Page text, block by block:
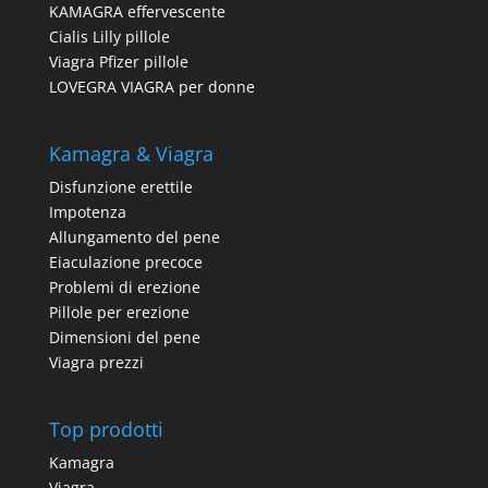
KAMAGRA effervescente
Cialis Lilly pillole
Viagra Pfizer pillole
LOVEGRA VIAGRA per donne
Kamagra & Viagra
Disfunzione erettile
Impotenza
Allungamento del pene
Eiaculazione precoce
Problemi di erezione
Pillole per erezione
Dimensioni del pene
Viagra prezzi
Top prodotti
Kamagra